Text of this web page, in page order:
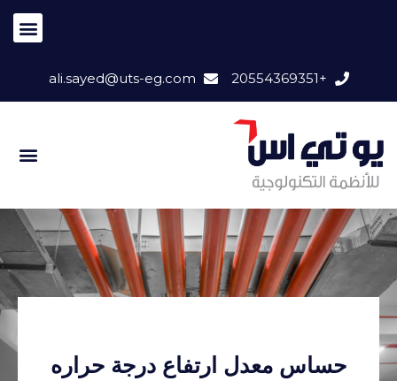
+20554369351
ali.sayed@uts-eg.com
حساس معدل ارتفاع درجة حراره